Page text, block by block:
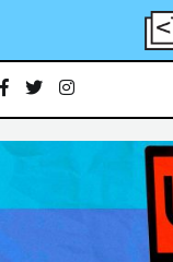
YucaByte